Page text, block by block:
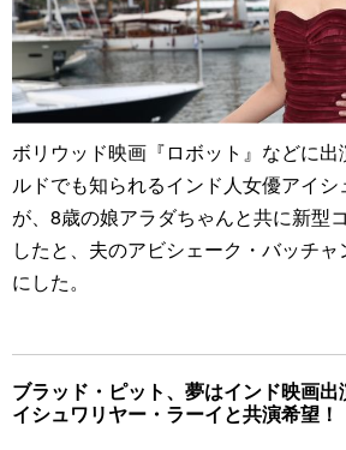
ボリウッド映画『ロボット』などに
ルドでも知られるインド人女優アイシ
が、8歳の娘アラダちゃんと共に新型
したと、夫のアビシェーク・バッチ
にした。
ブラッド・ピット、夢はインド映画
イシュワリヤー・ラーイと共演希望！